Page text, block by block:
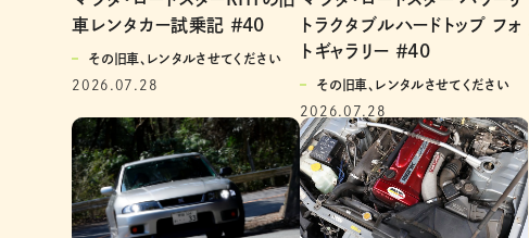
車レンタカー試乗記 ＃40
その旧車、レンタルさせてください
2026.07.28
トラクタブルハードトップ フォ
トギャラリー ＃40
その旧車、レンタルさせてください
2026.07.28